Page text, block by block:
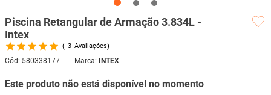
Piscina Retangular de Armação 3.834L -
Intex
3 Avaliações
Cód: 580338177 INTEX
Este produto não está disponível no momento
6º vaso sanitário
8º cadeira